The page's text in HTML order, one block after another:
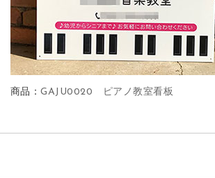
商品：GAJU0020 ピアノ教室看板